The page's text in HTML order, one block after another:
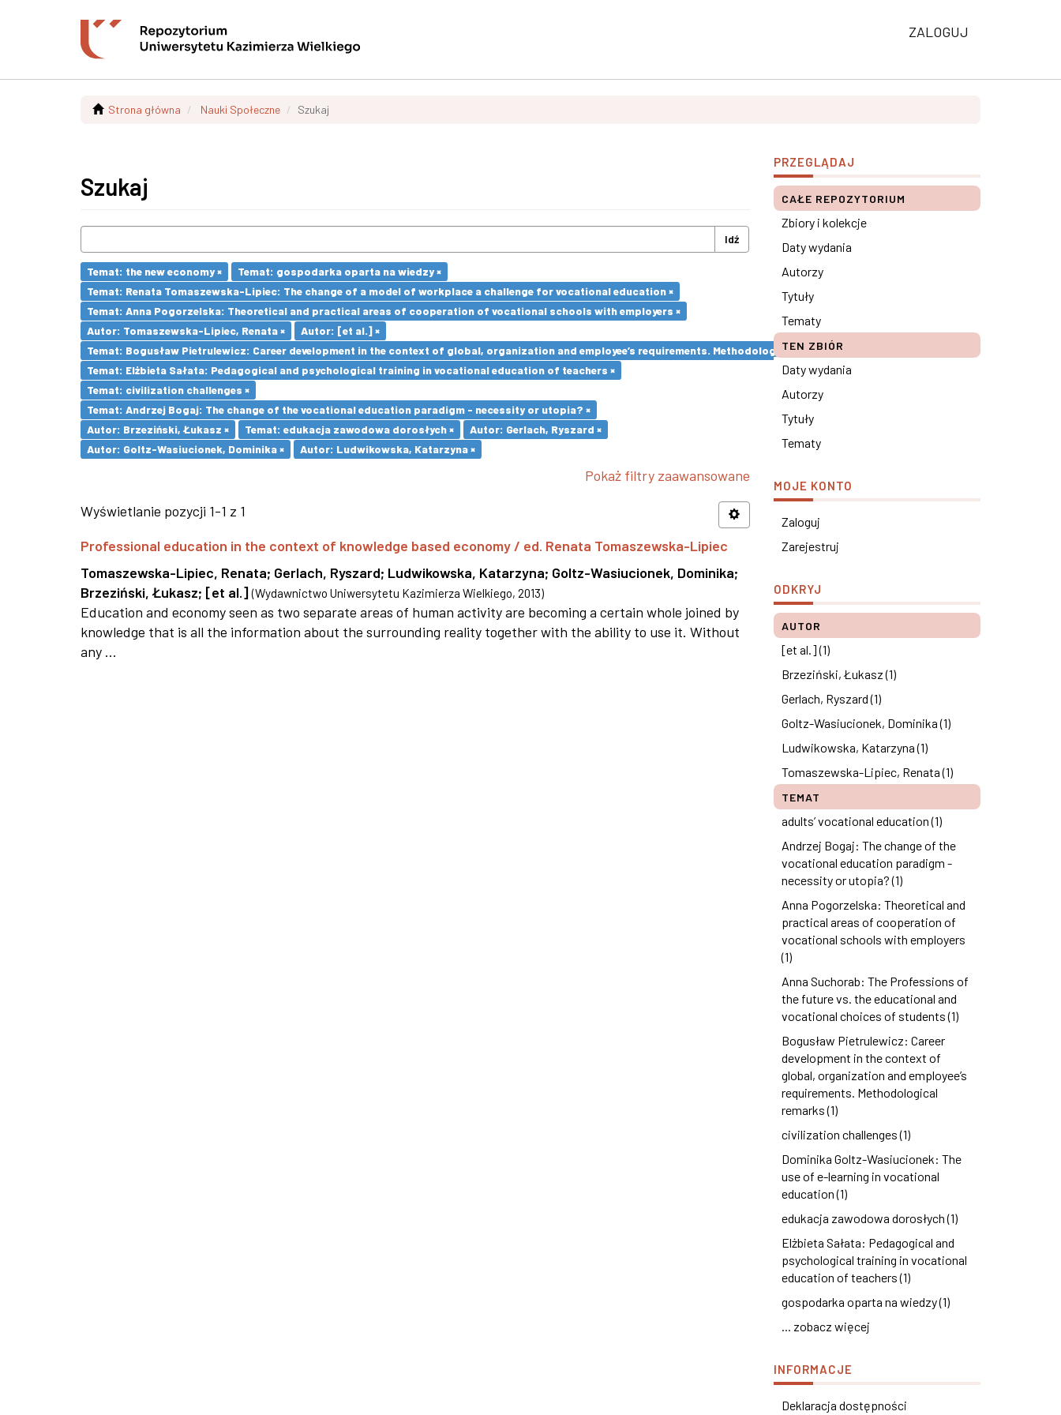
ZALOGUJ
Strona główna Nauki Społeczne Szukaj
Szukaj
Idź
Temat: the new economy ×
Temat: gospodarka oparta na wiedzy ×
Temat: Renata Tomaszewska-Lipiec: The change of a model of workplace a challenge for vocational education ×
Temat: Anna Pogorzelska: Theoretical and practical areas of cooperation of vocational schools with employers ×
Autor: Tomaszewska-Lipiec, Renata ×
Autor: [et al.] ×
Temat: Bogusław Pietrulewicz: Career development in the context of global, organization and employee’s requirements. Methodological remarks ×
Temat: Elżbieta Sałata: Pedagogical and psychological training in vocational education of teachers ×
Temat: civilization challenges ×
Temat: Andrzej Bogaj: The change of the vocational education paradigm - necessity or utopia? ×
Autor: Brzeziński, Łukasz ×
Temat: edukacja zawodowa dorosłych ×
Autor: Gerlach, Ryszard ×
Autor: Goltz-Wasiucionek, Dominika ×
Autor: Ludwikowska, Katarzyna ×
Pokaż filtry zaawansowane
Wyświetlanie pozycji 1-1 z 1
Professional education in the context of knowledge based economy / ed. Renata Tomaszewska-Lipiec
Tomaszewska-Lipiec, Renata; Gerlach, Ryszard; Ludwikowska, Katarzyna; Goltz-Wasiucionek, Dominika;
Brzeziński, Łukasz; [et al.] (Wydawnictwo Uniwersytetu Kazimierza Wielkiego, 2013)
Education and economy seen as two separate areas of human activity are becoming a certain whole joined by
knowledge that is all the information about the surrounding reality together with the ability to use it. Without
any ...
PRZEGLĄDAJ
CAŁE REPOZYTORIUM
Zbiory i kolekcje
Daty wydania
Autorzy
Tytuły
Tematy
TEN ZBIÓR
Daty wydania
Autorzy
Tytuły
Tematy
MOJE KONTO
Zaloguj
Zarejestruj
ODKRYJ
AUTOR
[et al.] (1)
Brzeziński, Łukasz (1)
Gerlach, Ryszard (1)
Goltz-Wasiucionek, Dominika (1)
Ludwikowska, Katarzyna (1)
Tomaszewska-Lipiec, Renata (1)
TEMAT
adults’ vocational education (1)
Andrzej Bogaj: The change of the
vocational education paradigm -
necessity or utopia? (1)
Anna Pogorzelska: Theoretical and
practical areas of cooperation of
vocational schools with employers
(1)
Anna Suchorab: The Professions of
the future vs. the educational and
vocational choices of students (1)
Bogusław Pietrulewicz: Career
development in the context of
global, organization and employee’s
requirements. Methodological
remarks (1)
civilization challenges (1)
Dominika Goltz-Wasiucionek: The
use of e-learning in vocational
education (1)
edukacja zawodowa dorosłych (1)
Elżbieta Sałata: Pedagogical and
psychological training in vocational
education of teachers (1)
gospodarka oparta na wiedzy (1)
... zobacz więcej
INFORMACJE
Deklaracja dostępności